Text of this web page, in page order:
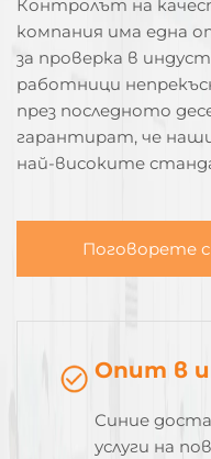
Контролът на
компания има една
за проверка в
работници
през последното
гарантират, че
най-високите
Поговорете
Опит в
Синие
услуги на